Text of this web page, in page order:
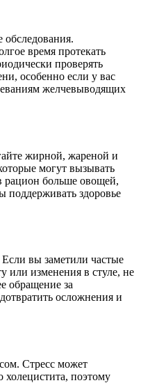
обследования.
время протекать
проверять
особенно если у вас
желчевыводящих
жирной, жареной и
могут вызывать
рацион больше овощей,
поддерживать здоровье
вы заметили частые
или изменения в стуле, не
обращение за
осложнения и
Стресс может
холецистита, поэтому